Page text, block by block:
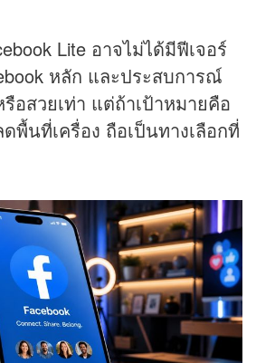
Lite อาจไม่ได้มีฟีเจอร์
หลัก และประสบการณ์
อสวยเท่า แต่ถ้าเป้าหมายคือ
พื้นที่เครื่อง ถือเป็นทางเลือกที่